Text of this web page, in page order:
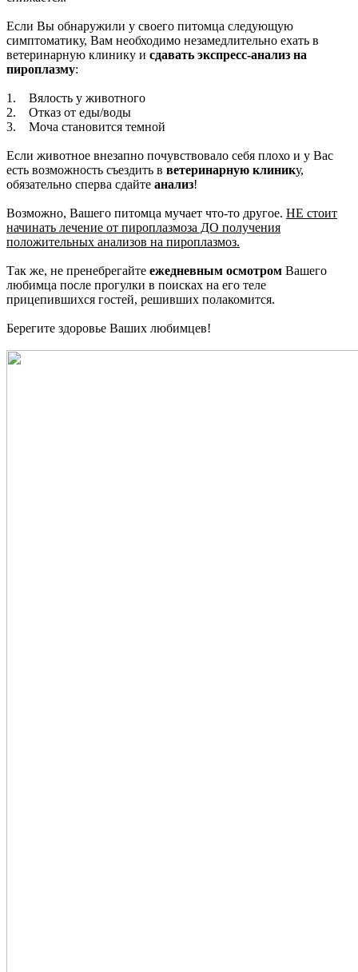
Если Вы обнаружили у своего питомца следующую
симптоматику, Вам необходимо незамедлительно ехать в
ветеринарную клинику и сдавать экспресс-анализ на
пироплазму:
1. Вялость у животного
2. Отказ от еды/воды
3. Моча становится темной
Если животное внезапно почувствовало себя плохо и у Вас
есть возможность съездить в ветеринарную клинику,
обязательно сперва сдайте анализ!
Возможно, Вашего питомца мучает что-то другое. НЕ стоит
начинать лечение от пироплазмоза ДО получения
положительных анализов на пироплазмоз.
Так же, не пренебрегайте ежедневным осмотром Вашего
любимца после прогулки в поисках на его теле
прицепившихся гостей, решивших полакомится.
Берегите здоровье Ваших любимцев!